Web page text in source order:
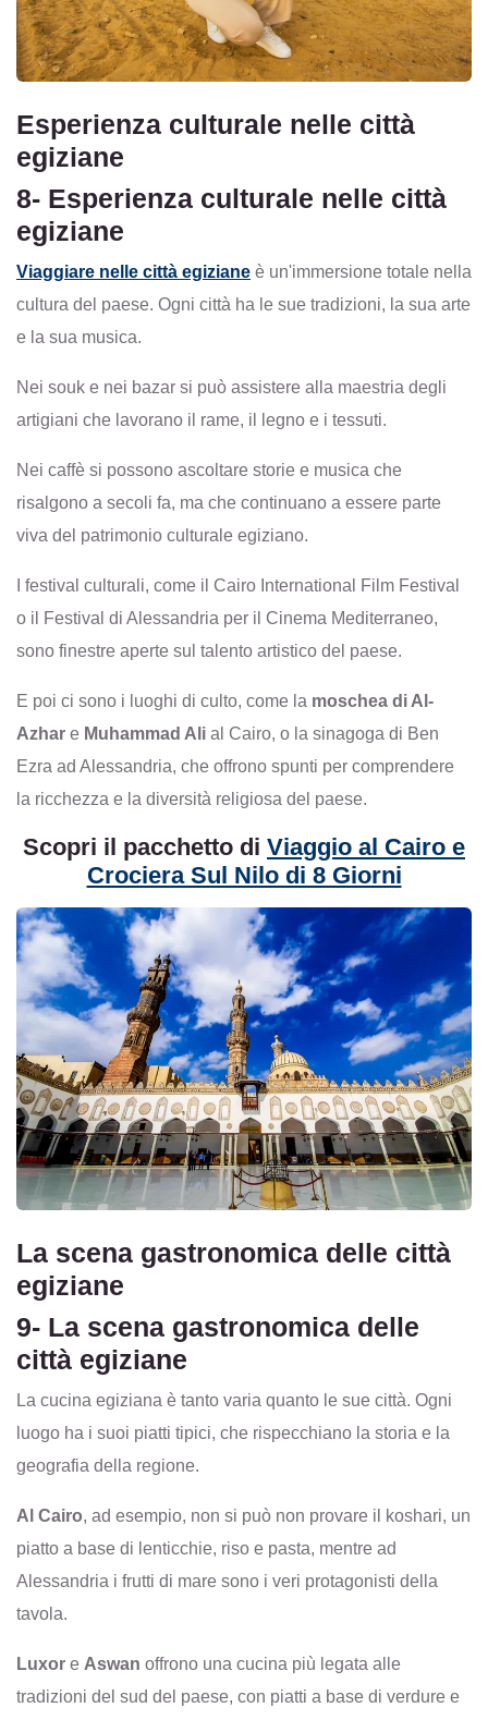
Esperienza culturale nelle città
egiziane
8- Esperienza culturale nelle città
egiziane
Viaggiare nelle città egiziane è un'immersione totale nella
cultura del paese. Ogni città ha le sue tradizioni, la sua arte
e la sua musica.
Nei souk e nei bazar si può assistere alla maestria degli
artigiani che lavorano il rame, il legno e i tessuti.
Nei caffè si possono ascoltare storie e musica che
risalgono a secoli fa, ma che continuano a essere parte
viva del patrimonio culturale egiziano.
I festival culturali, come il Cairo International Film Festival
o il Festival di Alessandria per il Cinema Mediterraneo,
sono finestre aperte sul talento artistico del paese.
E poi ci sono i luoghi di culto, come la moschea di Al-
Azhar e Muhammad Ali al Cairo, o la sinagoga di Ben
Ezra ad Alessandria, che offrono spunti per comprendere
la ricchezza e la diversità religiosa del paese.
Scopri il pacchetto di Viaggio al Cairo e
Crociera Sul Nilo di 8 Giorni
La scena gastronomica delle città
egiziane
9- La scena gastronomica delle
città egiziane
La cucina egiziana è tanto varia quanto le sue città. Ogni
luogo ha i suoi piatti tipici, che rispecchiano la storia e la
geografia della regione.
Al Cairo, ad esempio, non si può non provare il koshari, un
piatto a base di lenticchie, riso e pasta, mentre ad
Alessandria i frutti di mare sono i veri protagonisti della
tavola.
Luxor e Aswan offrono una cucina più legata alle
tradizioni del sud del paese, con piatti a base di verdure e